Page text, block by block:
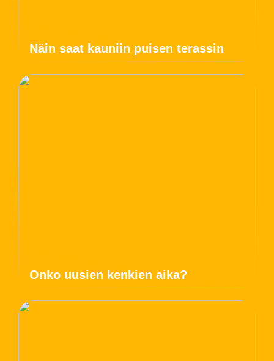
Näin saat kauniin puisen terassin
Onko uusien kenkien aika?